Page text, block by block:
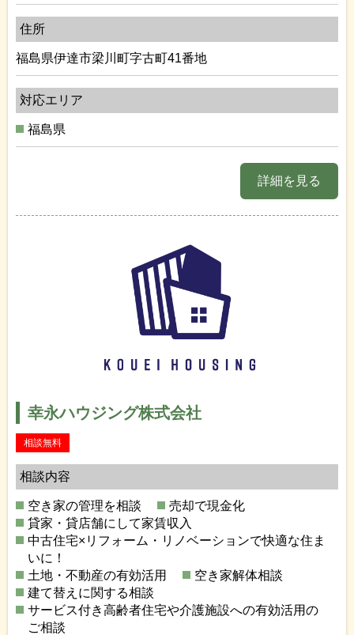
住所
福島県伊達市梁川町字古町41番地
対応エリア
福島県
詳細を見る
幸永ハウジング株式会社
相談無料
相談内容
空き家の管理を相談
売却で現金化
貸家・貸店舗にして家賃収入
中古住宅×リフォーム・リノベーションで快適な住ま
いに！
土地・不動産の有効活用
空き家解体相談
建て替えに関する相談
サービス付き高齢者住宅や介護施設への有効活用の
ご相談